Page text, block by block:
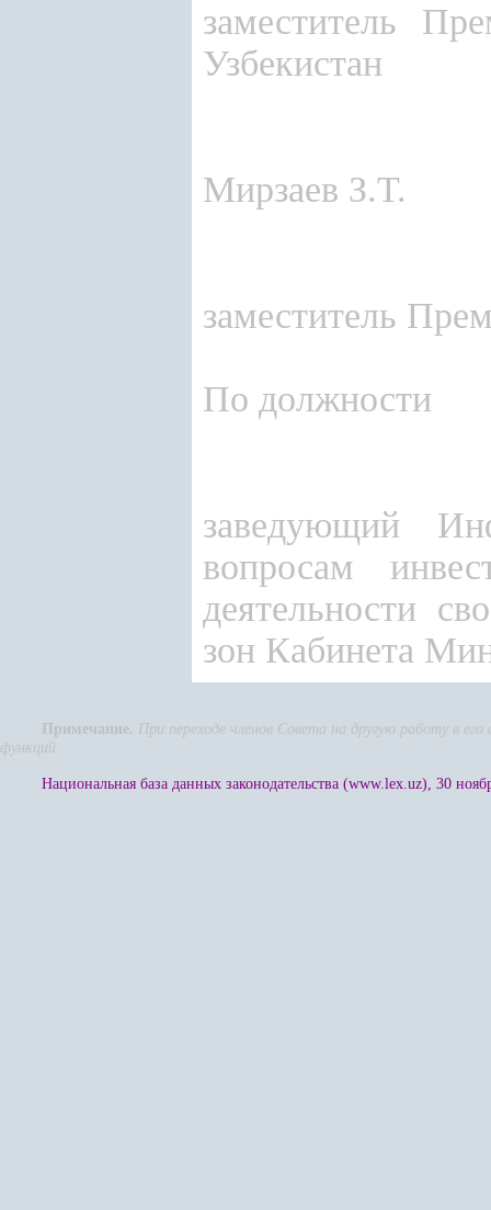
заместитель
Узбекистан
Мирзаев З.Т.
заместитель
По должности
заведующий
вопросам
деятельности
зон Кабинета
Примечание. При переходе членов Совета на другую работу в
функций.
Национальная база данных законодательства (www.lex.uz), 30